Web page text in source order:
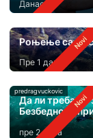
Данас
Роњење са
Пре 1 дан
predragvuckovic
Да ли треба да
Безбедност
пре 2 дана